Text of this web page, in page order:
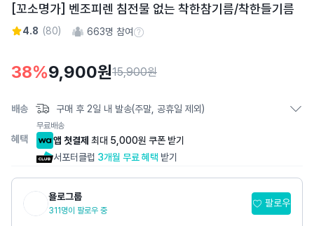
스
토
상
세
이
지
[꼬소명가] 벤조피렌 침전물 없는 착한참기름/착한들기름
4.8 (80) 663명 참여참여 수 정보
38%9,900원15,900원
배송 구매 후 2일 내 발송(주말, 공휴일 제외)
무료배송
혜택 앱 첫결제 최대 5,000원 쿠폰 받기
서포터클럽 3개월 무료 혜택 받기
욜로그룹
311명이 팔로우 중
팔로우